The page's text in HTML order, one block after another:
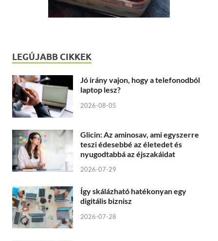
LEGÚJABB CIKKEK
Jó irány vajon, hogy a telefonodból
laptop lesz?
2026-08-05
Glicin: Az aminosav, ami egyszerre
teszi édesebbé az életedet és
nyugodtabbá az éjszakáidat
2026-07-29
Így skálázható hatékonyan egy
digitális biznisz
2026-07-28